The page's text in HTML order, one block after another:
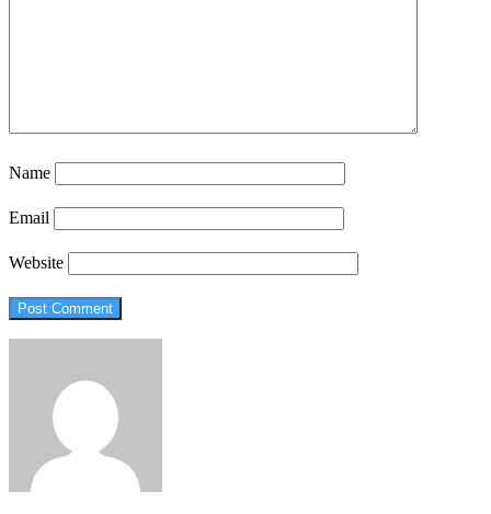
Name
Email
Website